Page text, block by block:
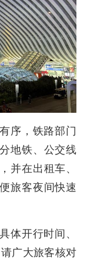
序，铁路部门
地铁、公交线
并在出租车、
旅客夜间快速
体开行时间、
广大旅客核对